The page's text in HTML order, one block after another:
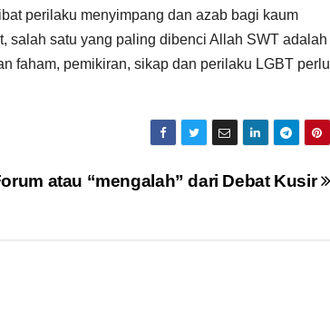
perilaku menyimpang dan azab bagi kaum
salah satu yang paling dibenci Allah SWT adalah
faham, pemikiran, sikap dan perilaku LGBT perlu
atau “mengalah” dari Debat Kusir